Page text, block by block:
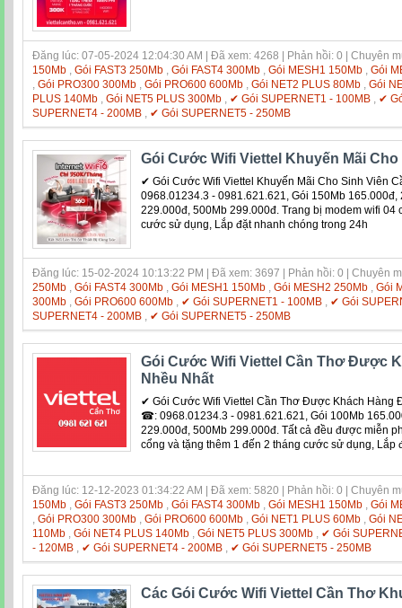
Đăng lúc: 07-05-2024 12:04:30 AM | Đã xem: 4268 | Phản hồi: 0 | Chuyên
150Mb
Gói FAST3 250Mb Gói FAST4 300Mb Gói MESH1 150Mb
Gói
Gói PRO300 300Mb Gói PRO600 600Mb Gói NET2 PLUS 80Mb
Gói
PLUS 140Mb
Gói NET5 PLUS 300Mb ✔ Gói SUPERNET1 - 100MB
✔
SUPERNET4 - 200MB
✔ Gói SUPERNET5 - 250MB
Gói Cước Wifi Viettel Khuyến Mãi
✔ Gói Cước Wifi Viettel Khuyến Mãi Cho Sinh Viên
0968.01234.3 - 0981.621.621, Gói 150Mb
229.000đ, 500Mb 299.000đ. Trang bị modem wifi 04
cước sử dụng, Lắp đặt nhanh chóng trong 24h
Đăng lúc: 15-02-2024 10:13:22 PM | Đã xem: 3697 | Phản hồi: 0 | Chuyên
250Mb
Gói FAST4 300Mb Gói MESH1 150Mb Gói MESH2 250Mb
Gói
300Mb
Gói PRO600 600Mb ✔ Gói SUPERNET1 - 100MB
✔ Gói
SUPERNET4 - 200MB
✔ Gói SUPERNET5 - 250MB
Gói Cước Wifi Viettel Cần Thơ Được
Nhều Nhất
✔ Gói Cước Wifi Viettel Cần Thơ Được Khách Hàng
☎: 0968.01234.3 - 0981.621.621, Gói 100Mb
229.000đ, 500Mb 299.000đ. Tất cả đều được miễn
cổng và tặng thêm 1 đến 2 tháng cước sử dụng, Lắp
Đăng lúc: 12-12-2023 01:34:22 AM | Đã xem: 5820 | Phản hồi: 0 | Chuyên
150Mb
Gói FAST3 250Mb Gói FAST4 300Mb Gói MESH1 150Mb
Gói
Gói PRO300 300Mb Gói PRO600 600Mb Gói NET1 PLUS 60Mb
Gói
110Mb
Gói NET4 PLUS 140Mb Gói NET5 PLUS 300Mb
✔ Gói
- 120MB
✔ Gói SUPERNET4 - 200MB ✔ Gói SUPERNET5 - 250MB
Các Gói Cước Wifi Viettel Cần Thơ